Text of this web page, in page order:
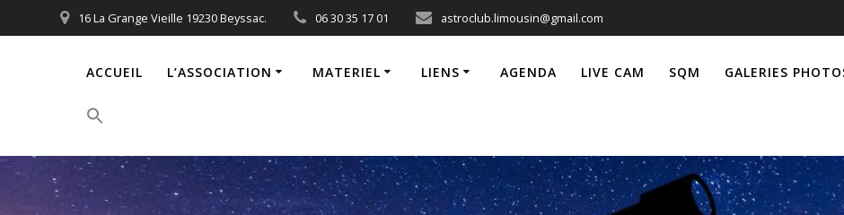
au
16 La Grange Vieille 19230 Beyssac. 06 30 35 17 01 astroclub.limousin@gmail.com
ACCUEIL L’ASSOCIATION MATERIEL LIENS AGENDA LIVE CAM SQM GALERIES